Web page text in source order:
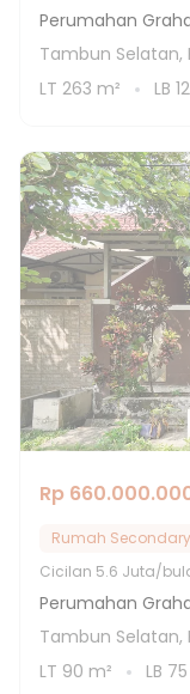
Perumahan
Tambun Selatan,
LT 263 m² LB
Rp
Rumah Secondary
Cicilan 5.6 Juta/
Perumahan
Tambun Selatan,
LT 90 m² LB 75